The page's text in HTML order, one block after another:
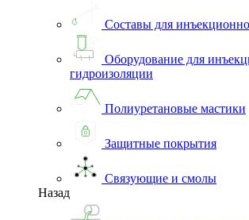
Составы для
Оборудование для
гидроизоляции
Полиуретановые мастики
Защитные покрытия
Связующие и смолы
Назад